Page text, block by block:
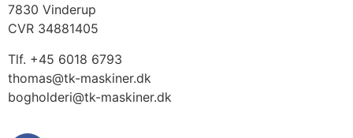
7830 Vinderup
CVR 34881405
​Tlf. +45 6018 6793
thomas@tk-maskiner.dk
bogholderi@tk-maskiner.dk